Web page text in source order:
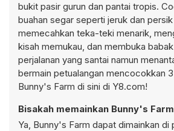
bukit pasir gurun dan pantai tropis.
buahan segar seperti jeruk dan
memecahkan teka-teki menarik,
kisah memukau, dan membuka
perjalanan yang santai namun
bermain petualangan mencocokkan
Bunny's Farm di sini di Y8.com!
Bisakah memainkan Bunny's
Ya, Bunny's Farm dapat dimainkan di